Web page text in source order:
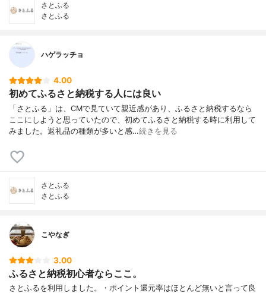
さとふる
さとふる
ハゲラッチョ
4.00
初めてふるさと納税する人には良い
「さとふる」は、CMで見ていて親近感があり、ふるさと納税するなら
ここにしようと思っていたので、初めてふるさと納税する時に利用して
みました。返礼品の種類が多いと感…続きを見る
さとふる
さとふる
こやなぎ
3.00
ふるさと納税初心者ならここ。
さとふるを利用しました。・ポイント還元率はほとんど無いと言って良